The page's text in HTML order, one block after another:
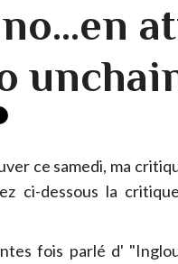
ce samedi, ma
ci-dessous la
fois parlé d'